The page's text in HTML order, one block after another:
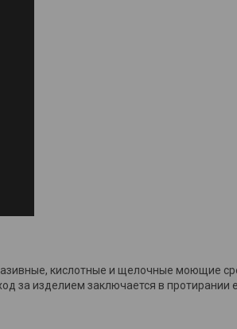
кислотные и щелочные моющие
за изделием заключается в протирании